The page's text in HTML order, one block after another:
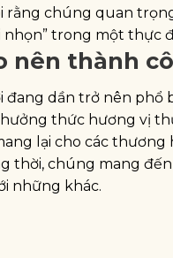
rằng chúng quan
nhọn” trong một thực
nên thành
dần trở nên phổ
thức hương vị
lại cho các thương
thời, chúng mang
những khác.